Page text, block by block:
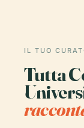
IL TUO
Tutta